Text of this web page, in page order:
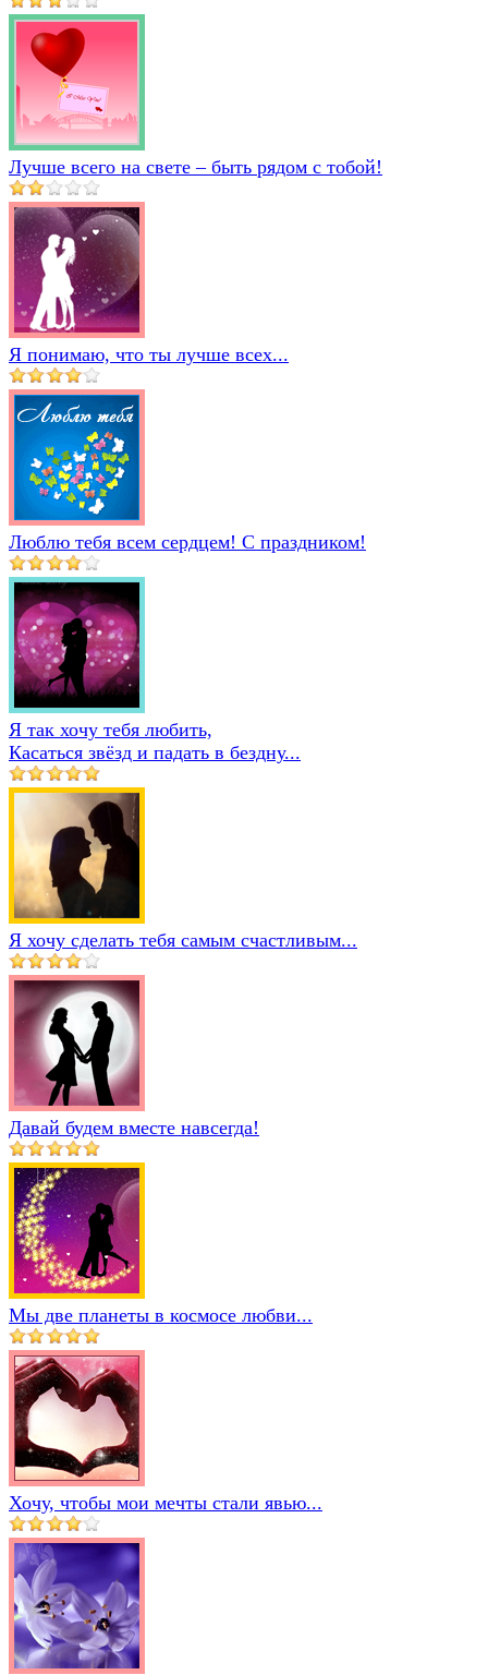
Лучше всего на свете – быть рядом с тобой!
Я понимаю, что ты лучше всех...
Люблю тебя всем сердцем! С праздником!
Я так хочу тебя любить,
Касаться звёзд и падать в бездну...
Я хочу сделать тебя самым счастливым...
Давай будем вместе навсегда!
Мы две планеты в космосе любви...
Хочу, чтобы мои мечты стали явью...